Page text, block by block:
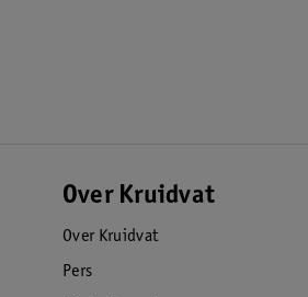
Over Kruidvat
Over Kruidvat
Pers